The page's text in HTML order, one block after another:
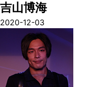
吉山博海
2020-12-03